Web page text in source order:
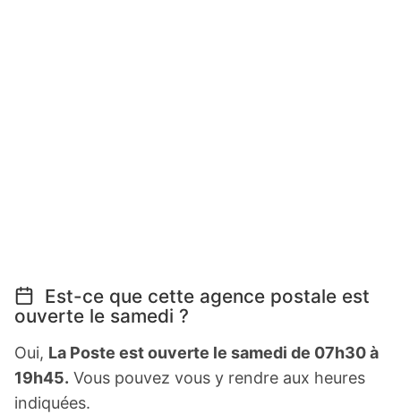
Est-ce que cette agence postale est
ouverte le samedi ?
Oui, La Poste est ouverte le samedi de 07h30 à
19h45. Vous pouvez vous y rendre aux heures
indiquées.